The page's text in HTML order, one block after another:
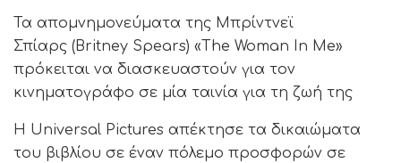
Τα απομνημονεύματα της Μπρίντνεϊ
Σπίαρς (Britney Spears) «The Woman In Me»
πρόκειται να διασκευαστούν για τον
κινηματογράφο σε μία ταινία για τη ζωή της
Η Universal Pictures απέκτησε τα δικαιώματα
του βιβλίου σε έναν πόλεμο προσφορών σε